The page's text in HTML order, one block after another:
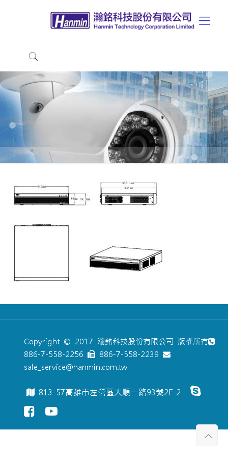
Copyright © 2017 瀚銘科技股份有限公司 版權所有
886-7-558-2256
886-7-558-2239
sale_service@hanmin.com.tw
813-57高雄市左營區大順一路93號2F-2